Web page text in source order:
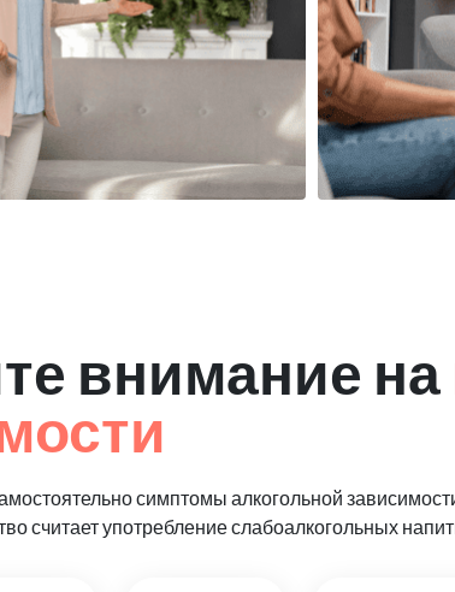
внимание на
симптомы алкогольной
считает употребление слабоалкогольных